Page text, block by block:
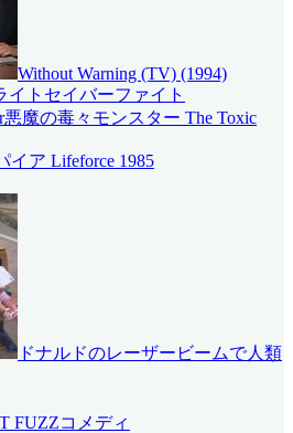
Without Warning (TV) (1994)
イトセイバーファイト
悪魔の毒々モンスター The Toxic
イア Lifeforce 1985
ドナルドのレーザービームで人類
コメディ